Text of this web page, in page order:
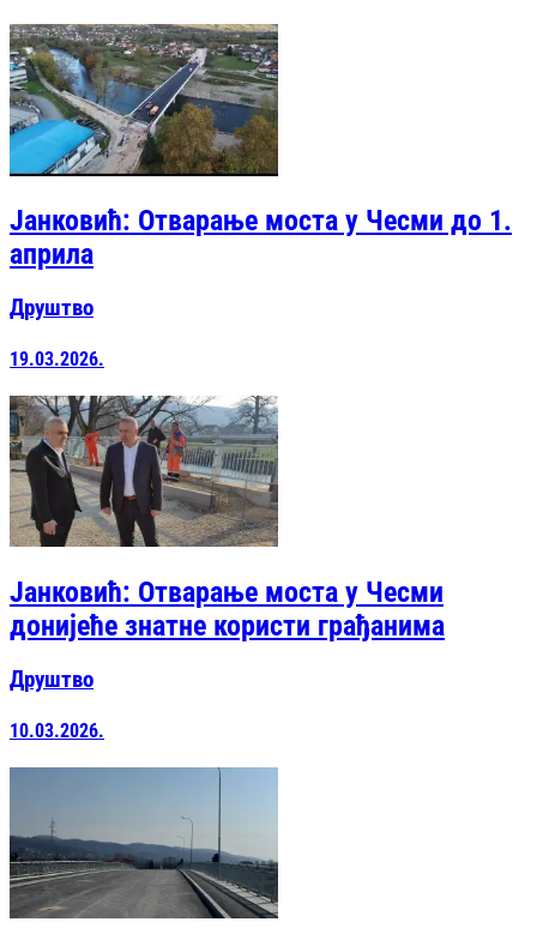
Јанковић: Отварање моста у Чесми до 1.
априла
Друштво
19.03.2026.
Јанковић: Отварање моста у Чесми
донијеће знатне користи грађанима
Друштво
10.03.2026.